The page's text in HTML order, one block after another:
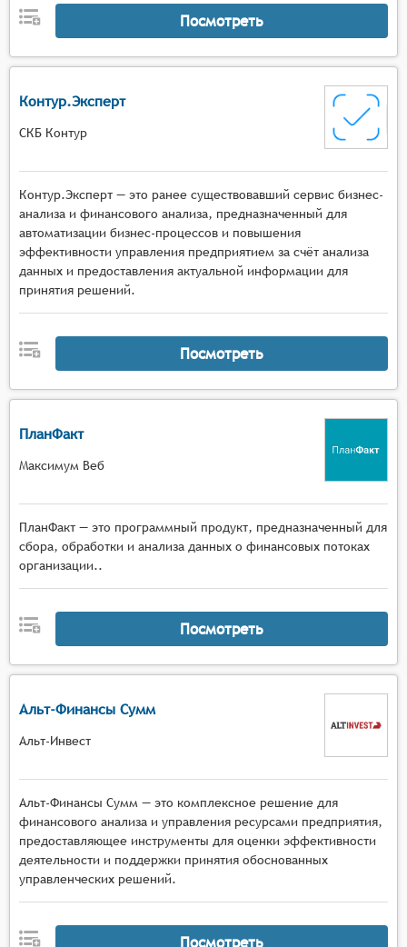
Посмотреть
Контур.Эксперт
СКБ Контур
Контур.Эксперт — это ранее существовавший сервис бизнес-
анализа и финансового анализа, предназначенный для
автоматизации бизнес-процессов и повышения
эффективности управления предприятием за счёт анализа
данных и предоставления актуальной информации для
принятия решений.
Посмотреть
ПланФакт
Максимум Веб
ПланФакт — это программный продукт, предназначенный для
сбора, обработки и анализа данных о финансовых потоках
организации..
Посмотреть
Альт-Финансы Сумм
Альт-Инвест
Альт-Финансы Сумм — это комплексное решение для
финансового анализа и управления ресурсами предприятия,
предоставляющее инструменты для оценки эффективности
деятельности и поддержки принятия обоснованных
управленческих решений.
Посмотреть